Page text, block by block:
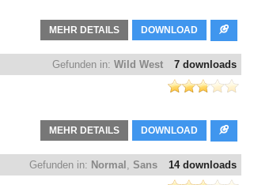
DOWNLOAD
MEHR DETAILS
7 downloads
Gefunden in: Wild West
DOWNLOAD
MEHR DETAILS
14 downloads
Gefunden in: Normal , Sans